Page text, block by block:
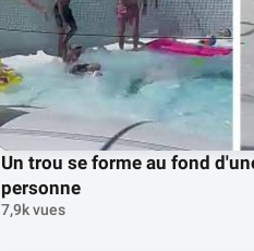
Un trou se forme au fond
personne
7,9k vues